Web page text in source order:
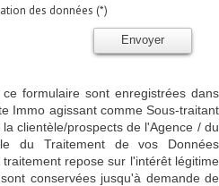
des données (*)
Envoyer
formulaire sont enregistrées dans
Immo agissant comme Sous-traitant
clientèle/prospects de l'Agence / du
du Traitement de vos Données
repose sur l'intérêt légitime
conservées jusqu'à demande de